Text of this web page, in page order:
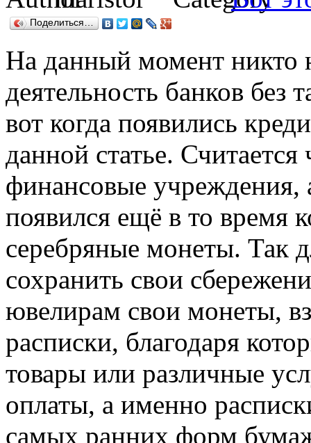
Поделиться…
На данный момент никто
деятельность банков без
вот когда появились
данной статье.
финансовые
появился ещё в то время
серебряные монеты. Так
сохранить свои
ювелирам свои монеты,
расписки, благодаря
товары или различные
оплаты, а именно
самых ранних форм